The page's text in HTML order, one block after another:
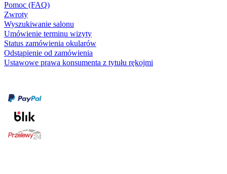
Pomoc (FAQ)
Zwroty
Wyszukiwanie salonu
Umówienie terminu wizyty
Status zamówienia okularów
Odstąpienie od zamówienia
Ustawowe prawa konsumenta z tytułu rękojmi